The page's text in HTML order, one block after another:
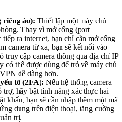
riêng ảo): Thiết lập một máy chủ
Thay vì mở cổng (port
ra internet, bạn chỉ cần mở cổng
camera từ xa, bạn sẽ kết nối vào
truy cập camera thông qua địa chỉ IP
có thể được dùng để trỏ về máy chủ
dễ dàng hơn.
tố (2FA): Nếu hệ thống camera
trợ, hãy bật tính năng xác thực hai
khẩu, bạn sẽ cần nhập thêm một mã
dụng trên điện thoại, tăng cường
trị.